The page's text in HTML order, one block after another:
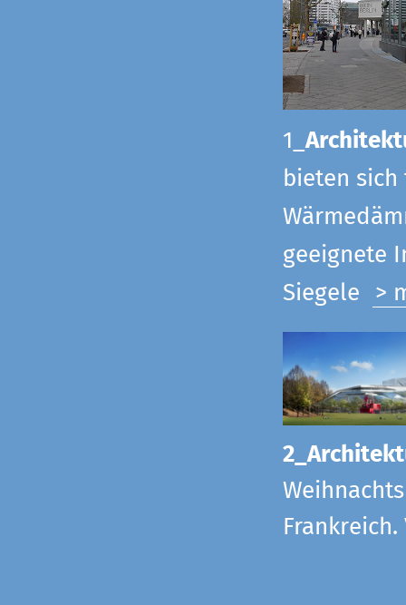
1_
bieten
geeignete
Siegele >